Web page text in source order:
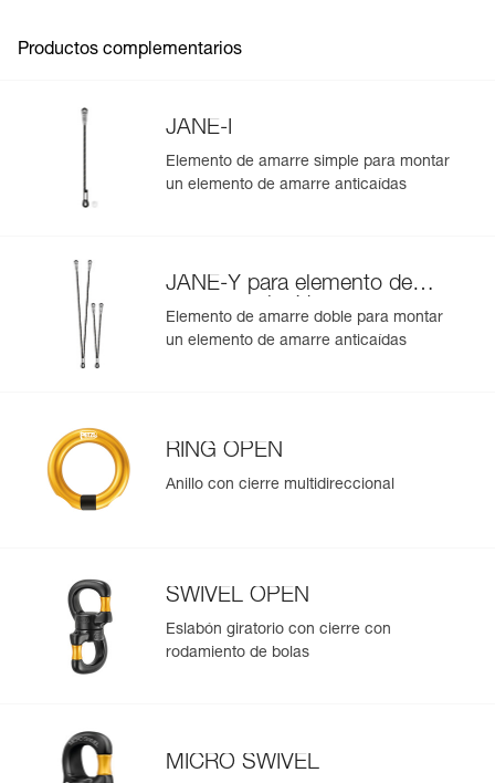
Consulte el historial de un producto desde su fecha de
Productos complementarios
JANE-I
Elemento de amarre simple para montar
un elemento de amarre anticaídas
JANE-Y para elemento de
amarre anticaídas
Elemento de amarre doble para montar
un elemento de amarre anticaídas
RING OPEN
Anillo con cierre multidireccional
SWIVEL OPEN
Eslabón giratorio con cierre con
rodamiento de bolas
MICRO SWIVEL